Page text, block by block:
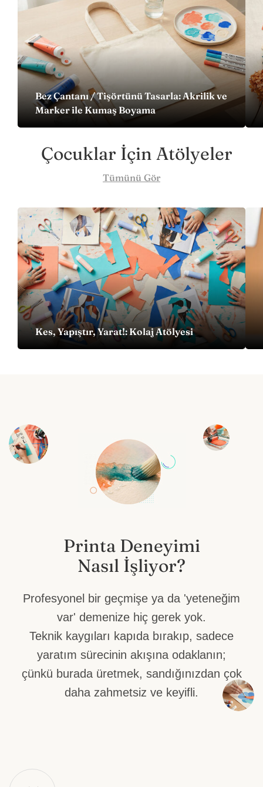
Bez Çantanı / Tişörtünü Tasarla: Akrilik ve
Marker ile Kumaş Boyama
Çocuklar İçin Atölyeler
Tümünü Gör
Kes, Yapıştır, Yarat!: Kolaj Atölyesi
Printa Deneyimi
Nasıl İşliyor?
Profesyonel bir geçmişe ya da 'yeteneğim
var' demenize hiç gerek yok.
Teknik kaygıları kapıda bırakıp, sadece
yaratım sürecinin akışına odaklanın;
çünkü burada üretmek, sandığınızdan çok
daha zahmetsiz ve keyifli.